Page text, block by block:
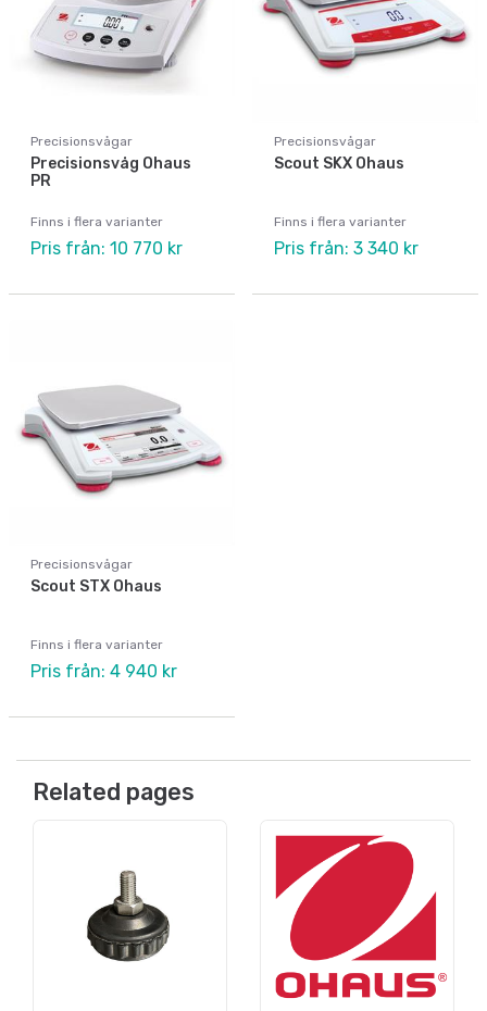
Precisionsvågar
Precisionsvåg Ohaus
PR
Finns i flera varianter
Pris från: 10 770 kr
Precisionsvågar
Scout SKX Ohaus
Finns i flera varianter
Pris från: 3 340 kr
Precisionsvågar
Scout STX Ohaus
Finns i flera varianter
Pris från: 4 940 kr
Related pages